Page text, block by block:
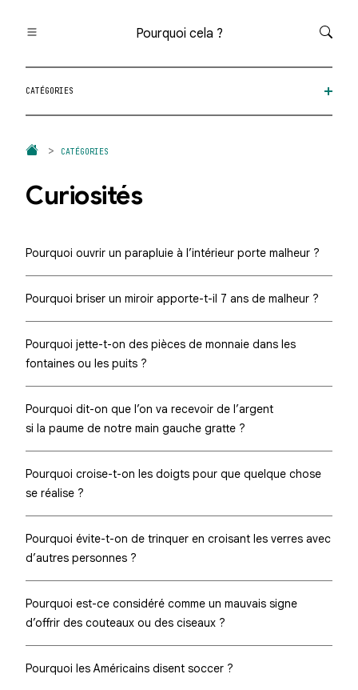
Pourquoi cela ?
Toutes les questions
Catégories
Question au hasard
CATÉGORIES
CATÉGORIES
Curiosités
Pourquoi ouvrir un parapluie à l’intérieur porte malheur ?
Pourquoi briser un miroir apporte-t-il 7 ans de malheur ?
Pourquoi jette-t-on des pièces de monnaie dans les
fontaines ou les puits ?
Pourquoi dit-on que l’on va recevoir de l’argent
si la paume de notre main gauche gratte ?
Pourquoi croise-t-on les doigts pour que quelque chose
se réalise ?
Pourquoi évite-t-on de trinquer en croisant les verres avec
d’autres personnes ?
Pourquoi est-ce considéré comme un mauvais signe
d’offrir des couteaux ou des ciseaux ?
Pourquoi les Américains disent soccer ?